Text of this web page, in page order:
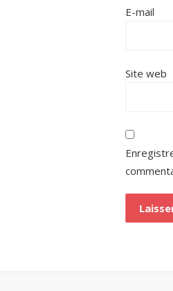
E-mail
Site web